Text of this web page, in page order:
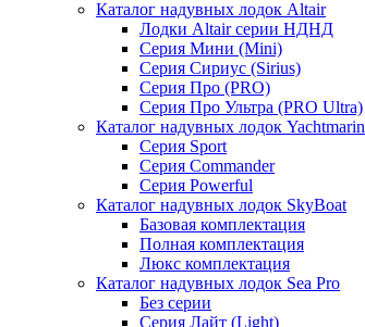
Каталог надувных лодок Altair
Лодки Altair серии НДНД
Серия Мини (Mini)
Серия Сириус (Sirius)
Серия Про (PRO)
Серия Про Ультра (PRO Ultra)
Каталог надувных лодок Yachtmarin
Серия Sport
Серия Commander
Серия Powerful
Каталог надувных лодок SkyBoat
Базовая комплектация
Полная комплектация
Люкс комплектация
Каталог надувных лодок Sea Pro
Без серии
Серия Лайт (Light)